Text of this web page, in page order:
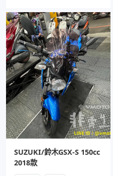
SUZUKI/鈴木GSX-S 150cc
2018款